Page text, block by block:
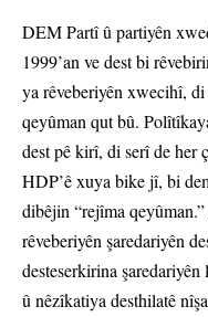
DEM Partî û partiyên
1999’an ve dest bi
ya rêveberiyên xwecihî,
qeyûman qut bû.
dest pê kirî, di serî de her
HDP’ê xuya bike jî, bi
dibêjin “rejîma
rêveberiyên şaredariyên
desteserkirina
û nêzîkatiya desthilatê